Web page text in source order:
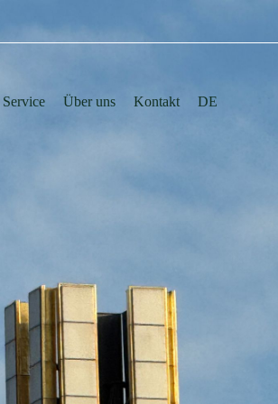
Service Über uns Kontakt DE